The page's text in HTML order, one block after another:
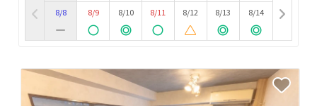
8/8
8/9
8/10
8/11
8/12
8/13
8/14